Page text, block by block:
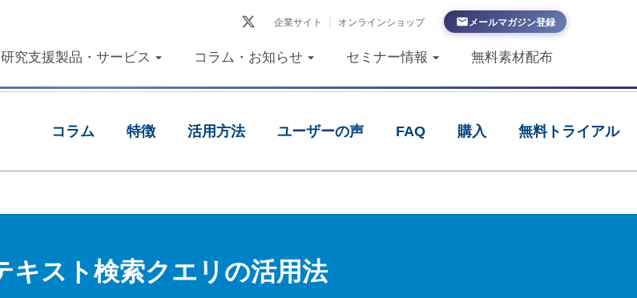
企業サイト オンラインショップ メールマガジン登録
研究支援製品・サービス コラム・お知らせ セミナー情報 無料素材配布
コラム 特徴 活用方法 ユーザーの声 FAQ 購入 無料トライアル
キスト検索クエリの活用法